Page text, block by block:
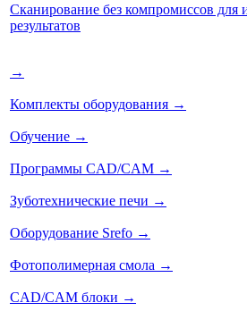
Сканирование без компромиссов для
результатов
→
Комплекты оборудования →
Обучение →
Программы CAD/CAM →
Зуботехнические печи →
Оборудование Srefo →
Фотополимерная смола →
CAD/CAM блоки →